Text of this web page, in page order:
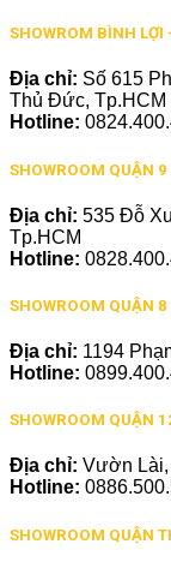
SHOWROM BÌNH
Địa chỉ: Số 615
Thủ Đức, Tp.HCM
Hotline:
SHOWROOM QUẬN
Địa chỉ: 535 Đỗ
Tp.HCM
Hotline:
SHOWROOM QUẬN
Địa chỉ: 1194
Hotline:
SHOWROOM QUẬN
Địa chỉ: Vườn Lài,
Hotline:
SHOWROOM QUẬN